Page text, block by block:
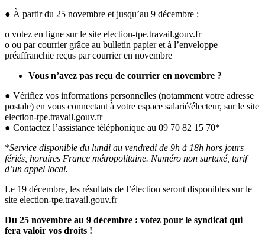
● À partir du 25 novembre et jusqu’au 9 décembre :
o votez en ligne sur le site election-tpe.travail.gouv.fr
o ou par courrier grâce au bulletin papier et à l’enveloppe
préaffranchie reçus par courrier en novembre
Vous n’avez pas reçu de courrier en novembre ?
● Vérifiez vos informations personnelles (notamment votre adresse
postale) en vous connectant à votre espace salarié/électeur, sur le site
election-tpe.travail.gouv.fr
● Contactez l’assistance téléphonique au 09 70 82 15 70*
*Service disponible du lundi au vendredi de 9h à 18h hors jours
fériés, horaires France métropolitaine. Numéro non surtaxé, tarif
d’un appel local.
Le 19 décembre, les résultats de l’élection seront disponibles sur le
site election-tpe.travail.gouv.fr
Du 25 novembre au 9 décembre : votez pour le syndicat qui
fera valoir vos droits !